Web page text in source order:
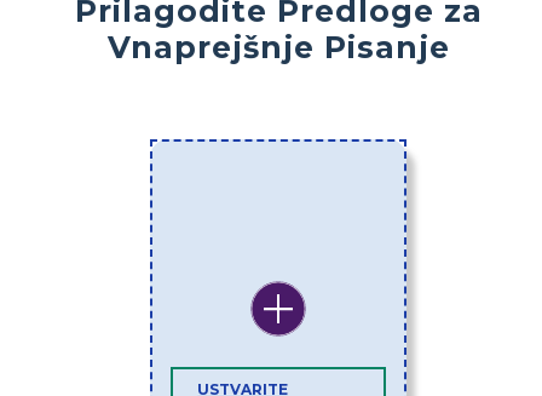
Prilagodite Predloge za
Vnaprejšnje Pisanje
USTVARITE